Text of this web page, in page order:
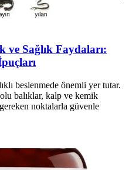
ve Sağlık Faydaları:
beslenmede önemli yer tutar.
balıklar, kalp ve kemik
noktalarla güvenle